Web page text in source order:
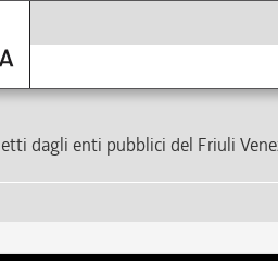
dagli enti pubblici del Friuli